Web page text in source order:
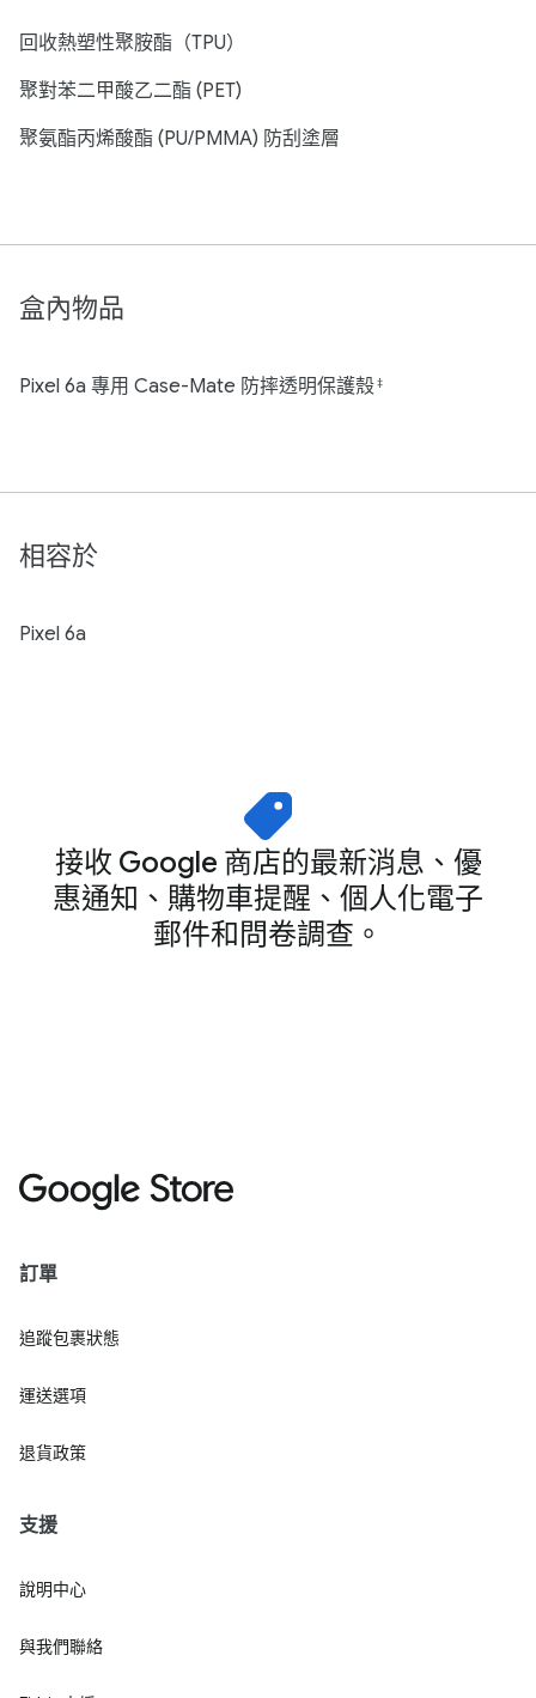
回收熱塑性聚胺酯（TPU）
聚對苯二甲酸乙二酯 (PET)
聚氨酯丙烯酸酯 (PU/PMMA) 防刮塗層
盒內物品
Pixel 6a 專用 Case-Mate 防摔透明保護殼‡
相容於
Pixel 6a
接收 Google 商店的最新消息、優
惠通知、購物車提醒、個人化電子
郵件和問卷調查。
訂單
追蹤包裹狀態
運送選項
退貨政策
支援
說明中心
與我們聯絡